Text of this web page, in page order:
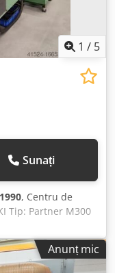
1 / 5
Sunați
1990, Centru de
Tip: Partner M300
FANUC O-M
dintre centrul
25 – 325 mm
masa paletei (axa
Anunț mic